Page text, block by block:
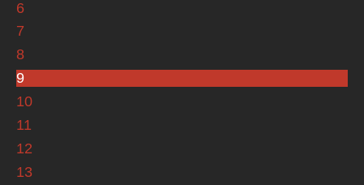
6
7
8
9
10
11
12
13